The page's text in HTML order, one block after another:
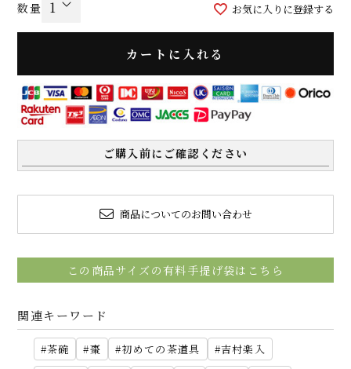
お気に入りに登録する
カートに入れる
ご購入前にご確認ください
商品についてのお問い合わせ
この商品サイズの有料手提げ袋はこちら
関連キーワード
茶碗 棗 初めての茶道具
吉村楽入